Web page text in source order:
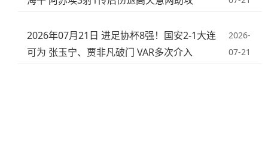
2026年07月21日 进足协杯8强！国安2-1大连
可为 张玉宁、贾非凡破门 VAR多次介入
2026-
07-21